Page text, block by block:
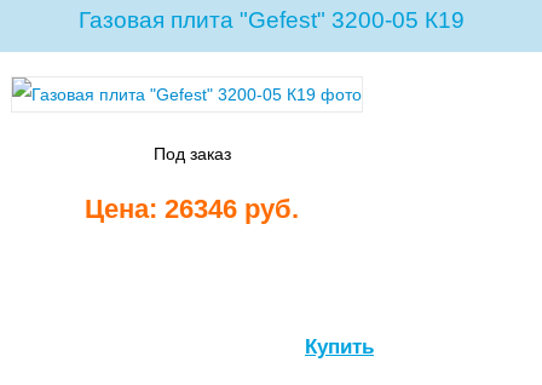
машины
Газовая плита "Gefest" 3200-05 К19
Под заказ
Цена: 26346 руб.
Купить